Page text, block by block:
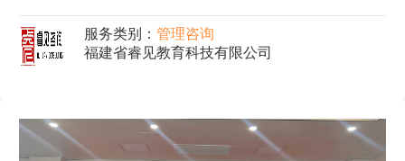
服务类别： 管理咨询
福建省睿见教育科技有限公司